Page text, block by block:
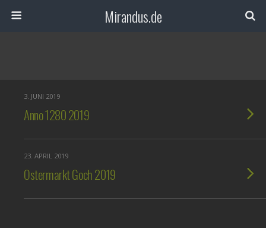
Mirandus.de
3. JUNI 2019
Anno 1280 2019
23. APRIL 2019
Ostermarkt Goch 2019